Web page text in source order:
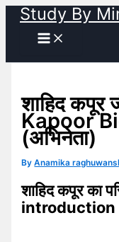
Skip
content
Study By
शाहिद कपूर
Kapoor
(अभिनेता)
ByAnamika
शाहिद कपूर का
introduction